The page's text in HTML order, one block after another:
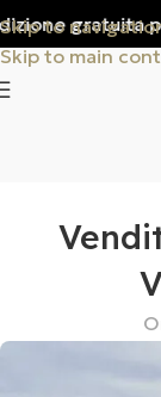
Skip to
Skip to main
gratuita